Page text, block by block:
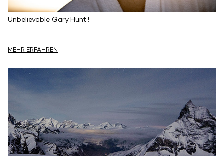
Unbelievable Gary Hunt !
MEHR ERFAHREN